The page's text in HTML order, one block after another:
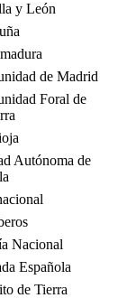
y León
de Madrid
Foral de
Autónoma de
Nacional
Española
de Tierra